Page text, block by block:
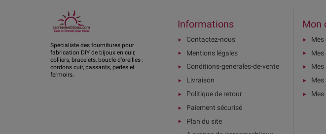
Spécialiste des fournitures pour
fabrication DIY de bijoux en cuir,
colliers, bracelets, boucle d'oreilles :
cordons cuir, passants, perles et
fermoirs.
Informations
Contactez-nous
Mentions légales
Conditions-generales-de-vente
Livraison
Politique de retour
Paiement sécurisé
Plan du site
Mon
Mes
Mes
Mes
Mes